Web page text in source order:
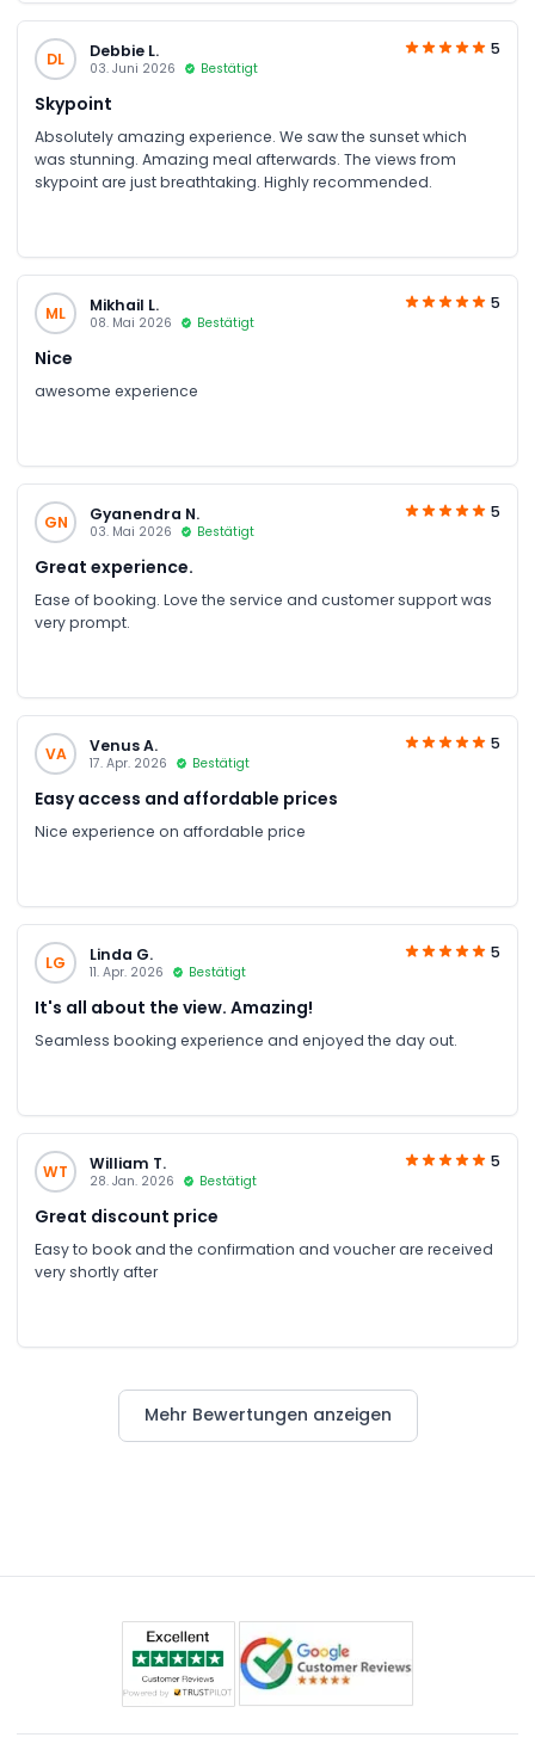
DL Debbie L.
03. Juni 2026 Bestätigt
5
Skypoint
Absolutely amazing experience. We saw the sunset which
was stunning. Amazing meal afterwards. The views from
skypoint are just breathtaking. Highly recommended.
ML Mikhail L.
08. Mai 2026 Bestätigt
5
Nice
awesome experience
GN Gyanendra N.
03. Mai 2026 Bestätigt
5
Great experience.
Ease of booking. Love the service and customer support was
very prompt.
VA Venus A.
17. Apr. 2026 Bestätigt
5
Easy access and affordable prices
Nice experience on affordable price
LG Linda G.
11. Apr. 2026 Bestätigt
5
It's all about the view. Amazing!
Seamless booking experience and enjoyed the day out.
WT William T.
28. Jan. 2026 Bestätigt
5
Great discount price
Easy to book and the confirmation and voucher are received
very shortly after
Mehr Bewertungen anzeigen